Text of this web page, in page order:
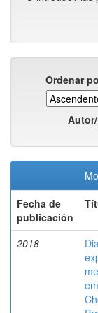
Ordenar
Fecha de
publicación
2018